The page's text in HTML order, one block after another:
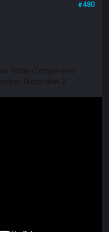
#480
faction Temple avec
l'hospitalier, 2